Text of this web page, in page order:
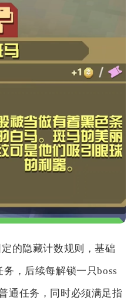
的隐藏计数规则，基础
，后续每解锁一只boss
通任务，同时必须满足指